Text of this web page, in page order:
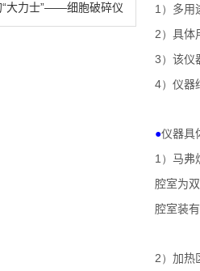
“大力士”——细胞破碎仪 1） 多用
2） 具体
3） 该仪
4） 仪器
●仪器具
1） 马弗
腔室为
腔室装
2） 加热